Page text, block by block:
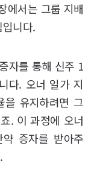
에서는 그룹 지배
니다.
자를 통해 신주 1
다. 오너 일가 지
을 유지하려면 그
. 이 과정에 오너
증자를 받아주